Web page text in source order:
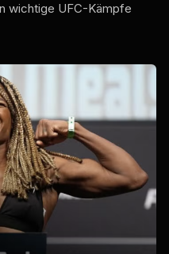
wichtige UFC-Kämpfe